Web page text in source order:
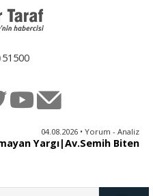
51500
04.08.2026 • Yorum - Analiz
Yargı|Av.Semih Biten